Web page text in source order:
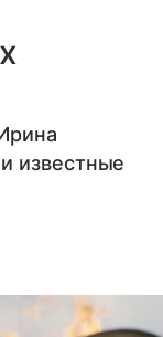
известные